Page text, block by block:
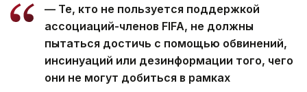
— Те, кто не пользуется поддержкой
ассоциаций-членов FIFA, не должны
пытаться достичь с помощью обвинений,
инсинуаций или дезинформации того, чего
они не могут добиться в рамках